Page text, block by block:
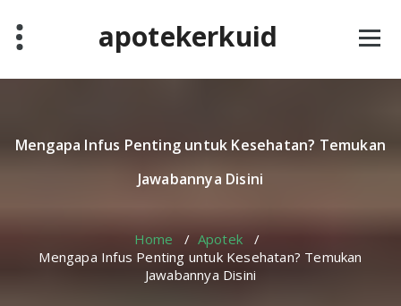
content
apotekerkuid
Mengapa Infus Penting untuk Kesehatan? Temukan
Jawabannya Disini
Home / Apotek /
Mengapa Infus Penting untuk Kesehatan? Temukan
Jawabannya Disini